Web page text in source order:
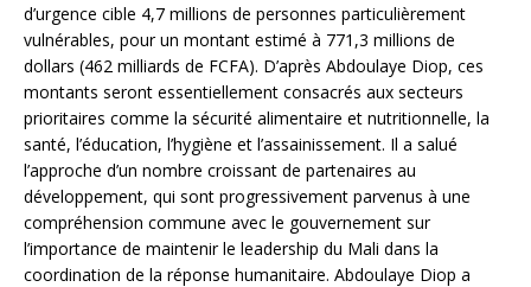
d’urgence cible 4,7 millions de personnes particulièrement
vulnérables, pour un montant estimé à 771,3 millions de
dollars (462 milliards de FCFA). D’après Abdoulaye Diop, ces
montants seront essentiellement consacrés aux secteurs
prioritaires comme la sécurité alimentaire et nutritionnelle, la
santé, l’éducation, l’hygiène et l’assainissement. Il a salué
l’approche d’un nombre croissant de partenaires au
développement, qui sont progressivement parvenus à une
compréhension commune avec le gouvernement sur
l’importance de maintenir le leadership du Mali dans la
coordination de la réponse humanitaire. Abdoulaye Diop a